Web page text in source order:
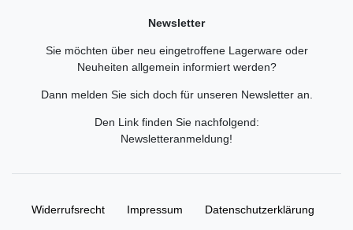
Newsletter
Sie möchten über neu eingetroffene Lagerware oder
Neuheiten allgemein informiert werden?
Dann melden Sie sich doch für unseren Newsletter an.
Den Link finden Sie nachfolgend:
Newsletteranmeldung!
Widerrufs­recht Impressum Daten­schutz­erklärung